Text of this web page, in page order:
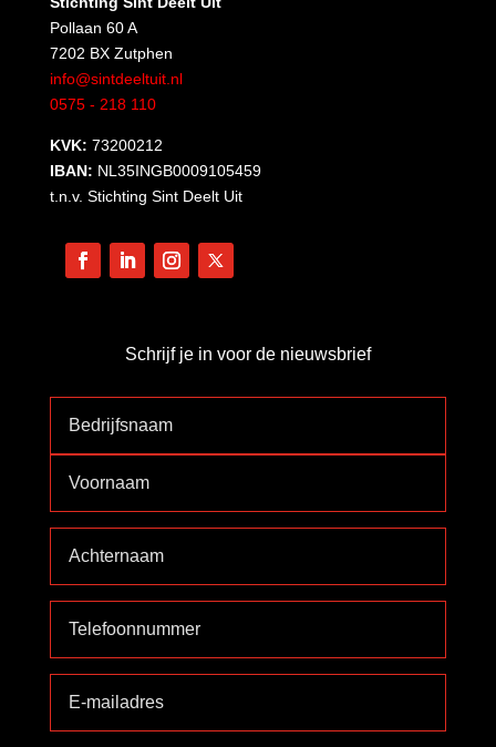
Pollaan 60 A
7202 BX Zutphen
info@sintdeeltuit.nl
0575 - 218 110
KVK: 73200212
IBAN: NL35INGB0009105459
t.n.v. Stichting Sint Deelt Uit
Schrijf je in voor de nieuwsbrief